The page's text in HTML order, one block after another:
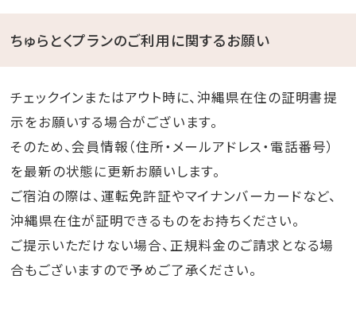
ちゅらとくプランのご利用に関するお願い
チェックインまたはアウト時に、沖縄県在住の証明書提
示をお願いする場合がございます。
そのため、会員情報（住所・メールアドレス・電話番号）
を最新の状態に更新お願いします。
ご宿泊の際は、運転免許証やマイナンバーカードなど、
沖縄県在住が証明できるものをお持ちください。
ご提示いただけない場合、正規料金のご請求となる場
合もございますので予めご了承ください。